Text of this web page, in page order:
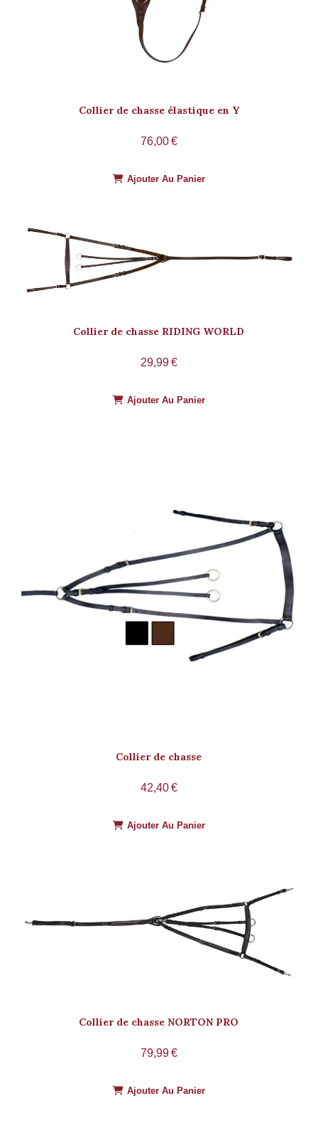
Collier de chasse élastique en Y
76,00€
Ajouter Au Panier
Collier de chasse RIDING WORLD
29,99€
Ajouter Au Panier
Collier de chasse
42,40€
Ajouter Au Panier
Collier de chasse NORTON PRO
79,99€
Ajouter Au Panier